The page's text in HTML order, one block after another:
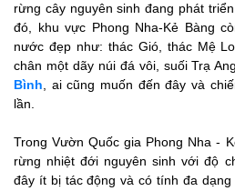
rừng cây nguyên sinh đang phát
đó, khu vực Phong Nha-Kẻ Bàng
nước đẹp như: thác Gió, thác Mệ
chân một dãy núi đá vôi, suối Trạ
Bình, ai cũng muốn đến đây và
lần.
Trong Vườn Quốc gia Phong Nha -
rừng nhiệt đới nguyên sinh với độ
đây ít bị tác động và có tính đa